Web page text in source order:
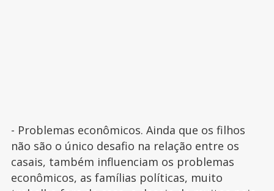
- Problemas econômicos. Ainda que os filhos
não são o único desafio na relação entre os
casais, também influenciam os problemas
econômicos, as famílias políticas, muito